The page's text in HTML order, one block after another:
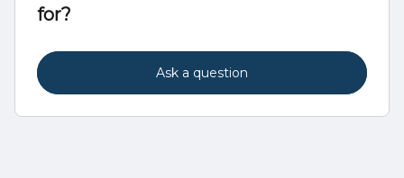
for?
Ask a question